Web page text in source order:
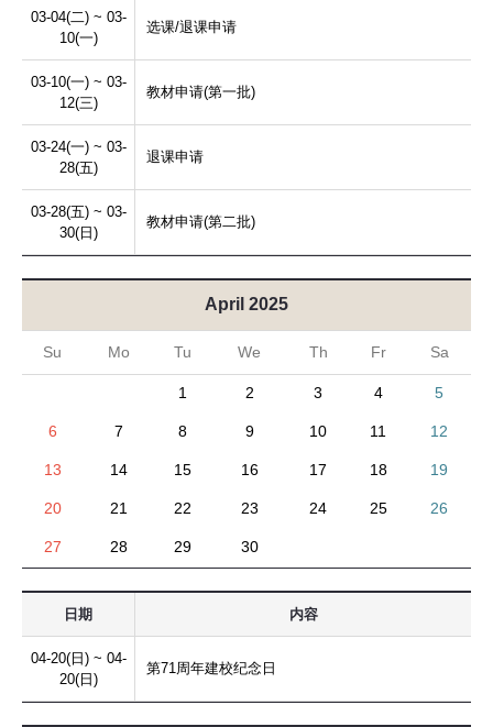
03-04(二) ~ 03-
10(一)
选课/退课申请
03-10(一) ~ 03-
12(三)
教材申请(第一批)
03-24(一) ~ 03-
28(五)
退课申请
03-28(五) ~ 03-
30(日)
教材申请(第二批)
April 2025
Su Mo Tu We Th Fr Sa
1 2 3 4 5
6 7 8 9 10 11 12
13 14 15 16 17 18 19
20 21 22 23 24 25 26
27 28 29 30
日期 内容
04-20(日) ~ 04-
20(日)
第71周年建校纪念日